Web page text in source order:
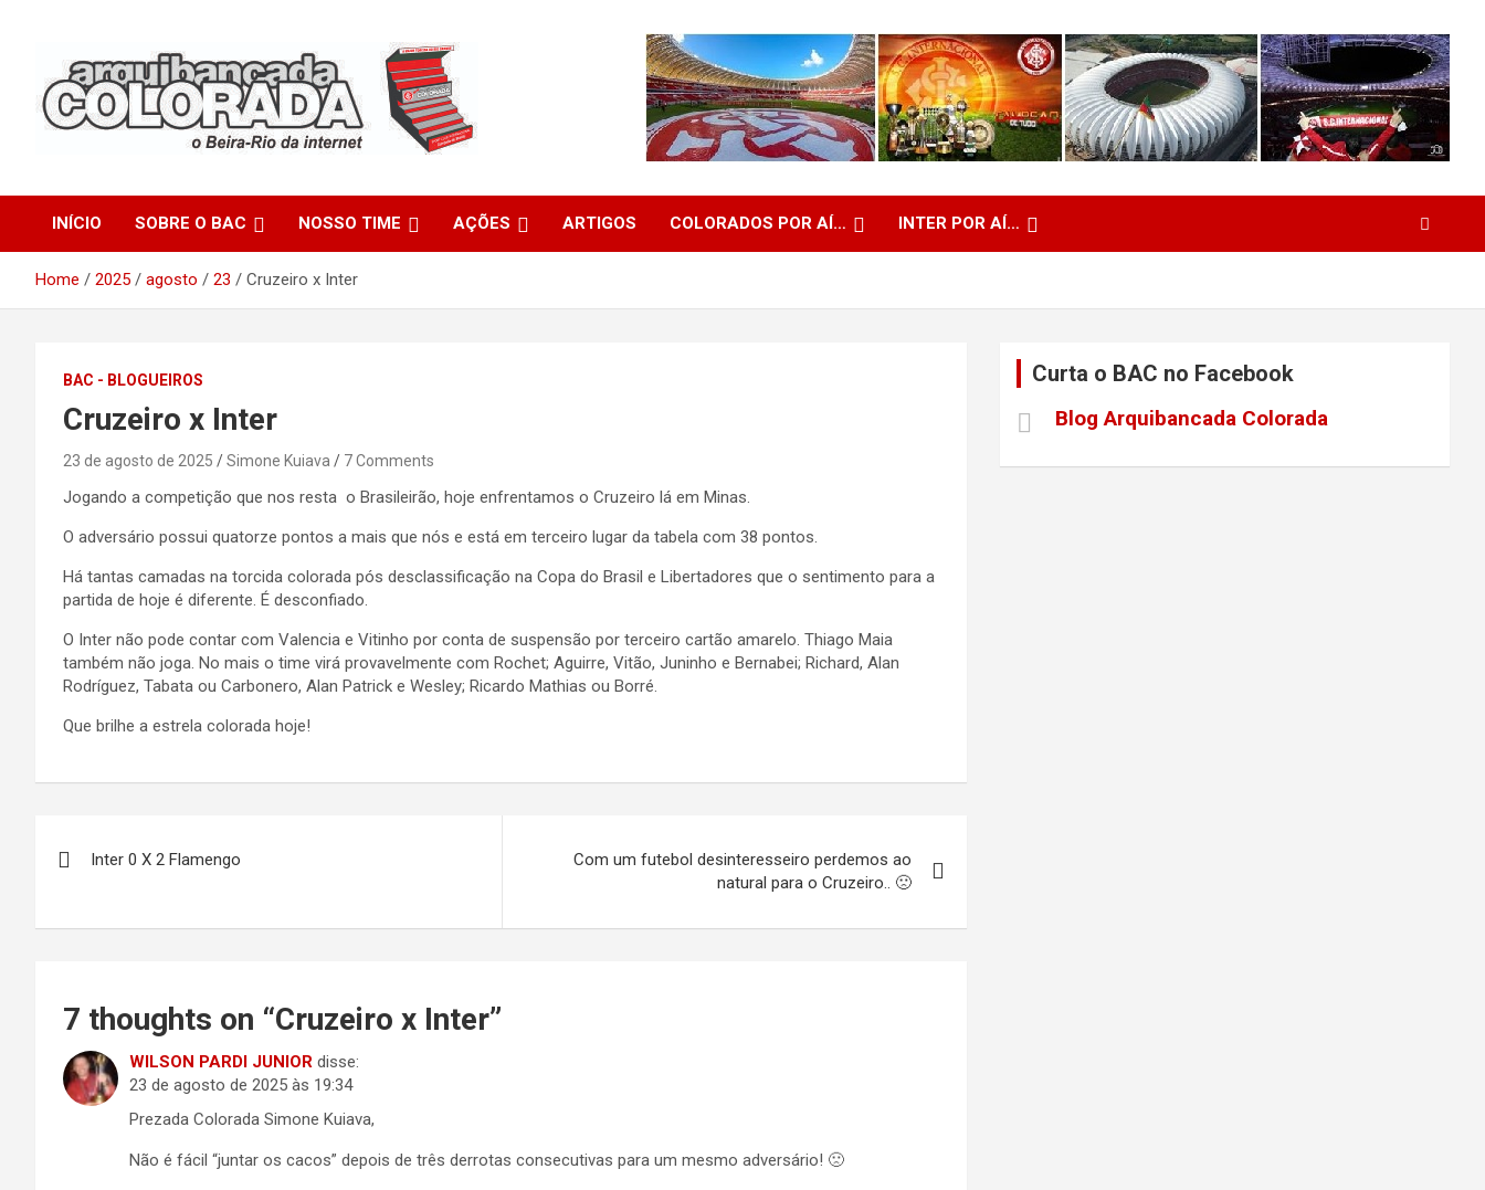
Arquibancada Colorada
INÍCIO SOBRE O BAC NOSSO TIME AÇÕES ARTIGOS COLORADOS POR AÍ… INTER POR AÍ…
Home 2025 agosto 23 Cruzeiro x Inter
BAC - BLOGUEIROS
Cruzeiro x Inter
23 de agosto de 2025 Simone Kuiava 7 Comments
Jogando a competição que nos resta o Brasileirão, hoje enfrentamos o Cruzeiro lá em Minas.
O adversário possui quatorze pontos a mais que nós e está em terceiro lugar da tabela com 38 pontos.
Há tantas camadas na torcida colorada pós desclassificação na Copa do Brasil e Libertadores que o sentimento para a
partida de hoje é diferente. É desconfiado.
O Inter não pode contar com Valencia e Vitinho por conta de suspensão por terceiro cartão amarelo. Thiago Maia
também não joga. No mais o time virá provavelmente com Rochet; Aguirre, Vitão, Juninho e Bernabei; Richard, Alan
Rodríguez, Tabata ou Carbonero, Alan Patrick e Wesley; Ricardo Mathias ou Borré.
Que brilhe a estrela colorada hoje!
de
Post
Inter 0 X 2 Flamengo
Com um futebol desinteresseiro perdemos ao
natural para o Cruzeiro.. 🙁
7 thoughts on “Cruzeiro x Inter”
WILSON PARDI JUNIOR disse:
23 de agosto de 2025 às 19:34
Prezada Colorada Simone Kuiava,
Não é fácil “juntar os cacos” depois de três derrotas consecutivas para um mesmo adversário! 🙁
Curta o BAC no Facebook
Blog Arquibancada Colorada